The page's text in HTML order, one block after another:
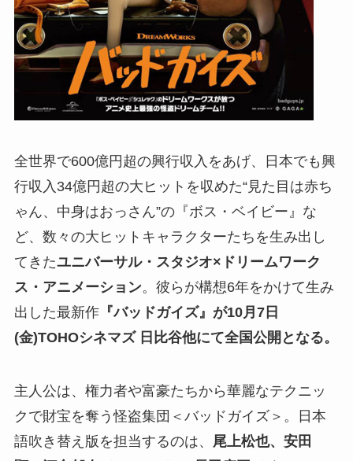
全世界で600億円超の興行収入をあげ、日本でも興
行収入34億円超の大ヒットを収めた“見た目は赤ち
ゃん、中身はおっさん”の『ボス・ベイビー』な
ど、数々の大ヒットキャラクターたちを生み出し
てきたユニバーサル・スタジオ×ドリームワーク
ス・アニメーション。彼らが構想6年をかけて生み
出した最新作『バッドガイズ』が10月7日
(金)TOHOシネマズ 日比谷他にて全国公開となる。
主人公は、権力者や富豪たちから華麗なテクニッ
クで財宝を奪う怪盗集団＜バッドガイズ＞。日本
語吹き替え版を担当するのは、 尾上松也、安田